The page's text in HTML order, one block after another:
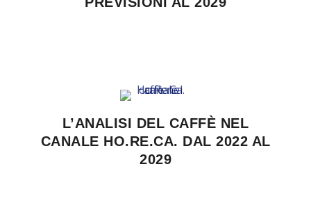
L’ANALISI DEL CAFFÈ NEL
CANALE HO.RE.CA. DAL 2022 AL
2029